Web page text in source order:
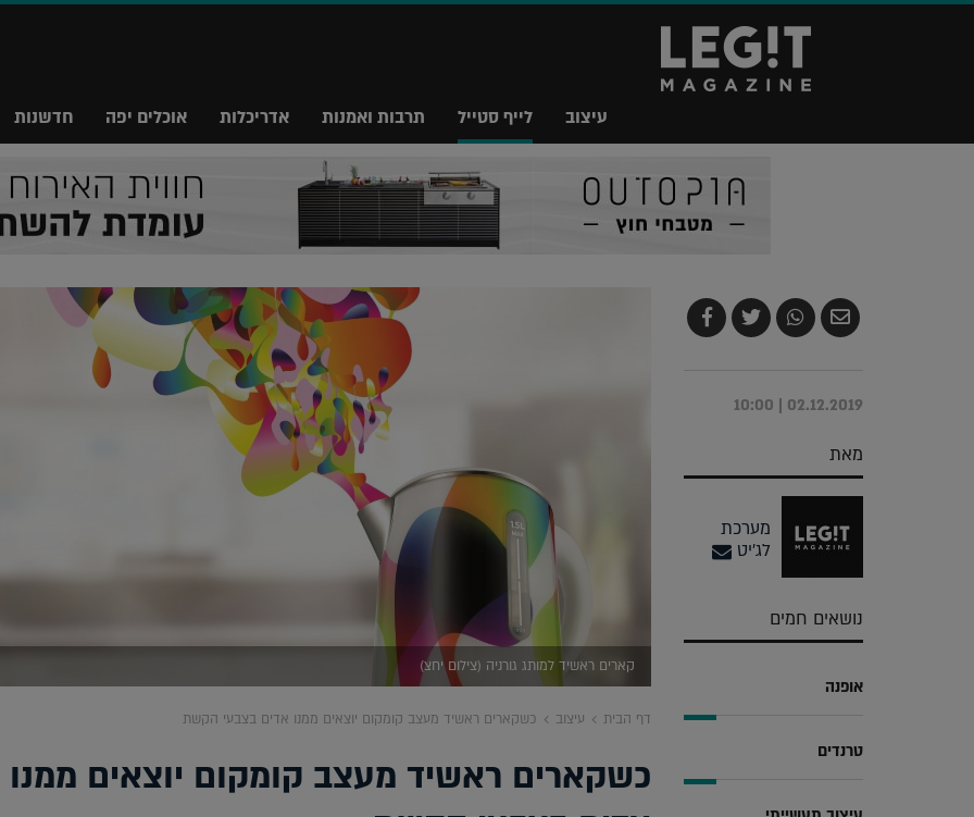
עיצוב לייף סטייל תרבות ואמנות אדריכלות אוכלים יפה חדשנות
קארים ראשיד למותג גורניה (צילום יחצ)
דף הבית עיצוב כשקארים ראשיד מעצב קומקום יוצאים ממנו אדים בצבעי הקשת
כשקארים ראשיד מעצב קומקום יוצאים ממנו
שלח
בדואר
שתף
ב-
צייץ
ב-
שתף
ב-
02.12.2019 | 10:00
מאת
מערכת
לג'יט
נושאים חמים
אופנה
טרנדים